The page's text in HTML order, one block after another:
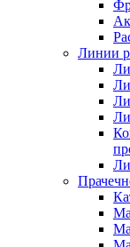
Линии